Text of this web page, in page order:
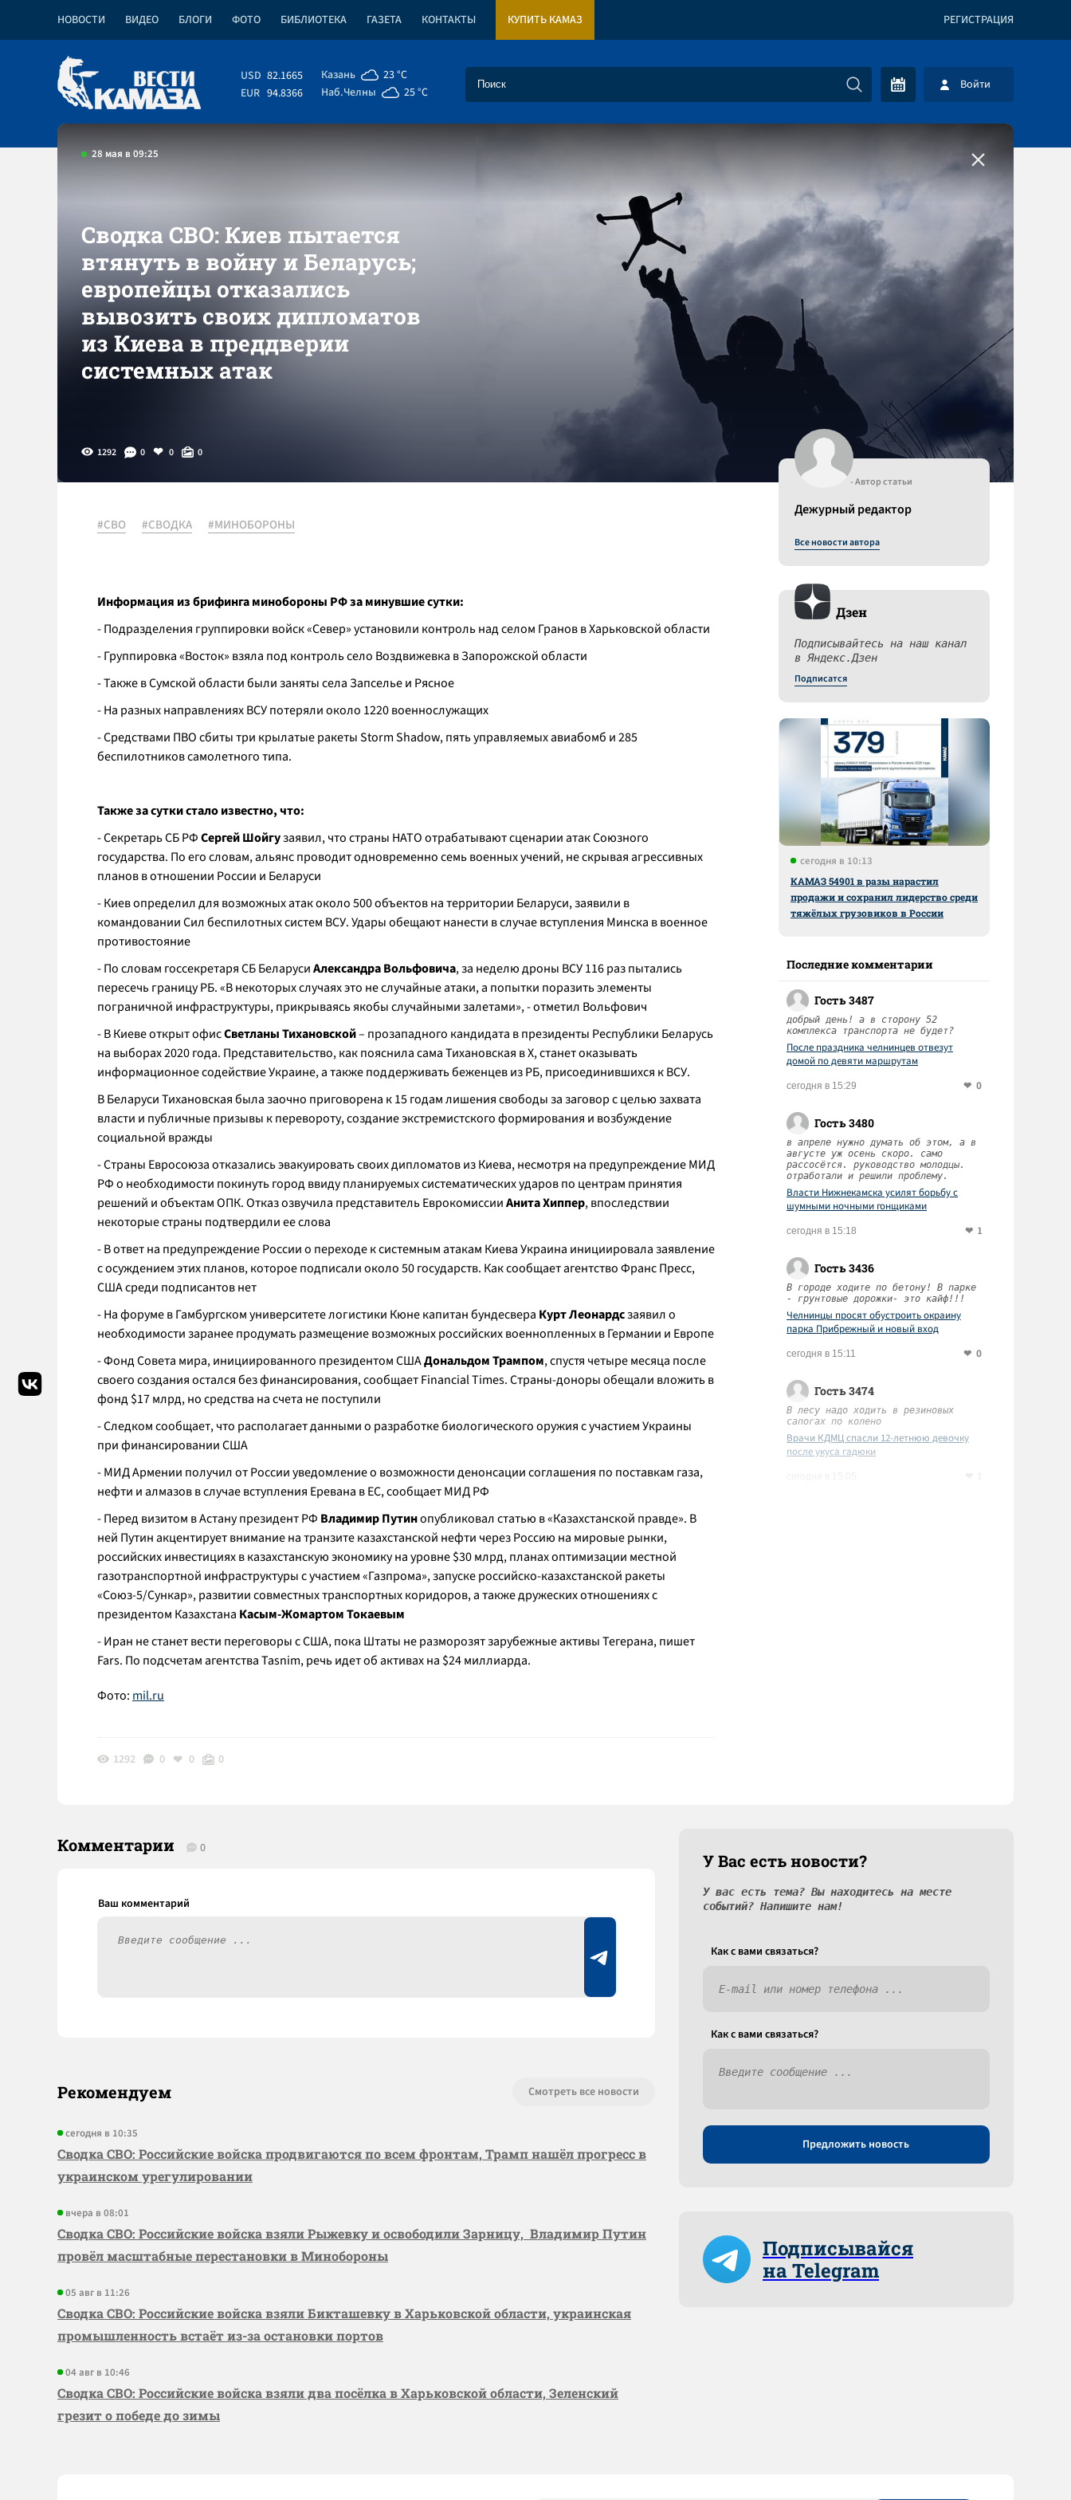
НОВОСТИ ВИДЕО БЛОГИ ФОТО БИБЛИОТЕКА ГАЗЕТА КОНТАКТЫ КУПИТЬ КАМАЗ РЕГИСТРАЦИЯ
USD 82.1665
EUR 94.8366
Казань
23 °C
Наб.Челны
25 °C Войти
28 мая в 09:25
Сводка СВО: Киев пытается
втянуть в войну и Беларусь;
европейцы отказались
вывозить своих дипломатов
из Киева в преддверии
системных атак
1292 0 0 0
#СВО #СВОДКА #МИНОБОРОНЫ
Информация из брифинга минобороны РФ за минувшие сутки:
- Подразделения группировки войск «Север» установили контроль над селом Гранов в Харьковской области
- Группировка «Восток» взяла под контроль село Воздвижевка в Запорожской области
- Также в Сумской области были заняты села Запселье и Рясное
- На разных направлениях ВСУ потеряли около 1220 военнослужащих
- Средствами ПВО сбиты три крылатые ракеты Storm Shadow, пять управляемых авиабомб и 285
беспилотников самолетного типа.
Также за сутки стало известно, что:
- Секретарь СБ РФСергей Шойгузаявил, что страны НАТО отрабатывают сценарии атак Союзного
государства. По его словам, альянс проводит одновременно семь военных учений, не скрывая агрессивных
планов в отношении России и Беларуси
- Киев определил для возможных атак около 500 объектов на территории Беларуси, заявили в
командовании Сил беспилотных систем ВСУ. Удары обещают нанести в случае вступления Минска в военное
противостояние
- По словам госсекретаря СБ БеларусиАлександра Вольфовича, за неделю дроны ВСУ 116 раз пытались
пересечь границу РБ. «В некоторых случаях это не случайные атаки, а попытки поразить элементы
пограничной инфраструктуры, прикрываясь якобы случайными залетами», - отметил Вольфович
- В Киеве открыт офисСветланы Тихановской– прозападного кандидата в президенты Республики Беларусь
на выборах 2020 года. Представительство, как пояснила сама Тихановская вX, станет оказывать
информационное содействие Украине, а также поддерживать беженцев из РБ, присоединившихся к ВСУ.
В Беларуси Тихановская была заочно приговорена к 15 годам лишения свободы за заговор с целью захвата
власти и публичные призывы к перевороту, создание экстремистского формирования и возбуждение
социальной вражды
- Страны Евросоюза отказались эвакуировать своих дипломатов из Киева, несмотря на предупреждение МИД
РФ о необходимости покинуть город ввиду планируемых систематических ударов по центрам принятия
решений и объектам ОПК. Отказ озвучила представитель ЕврокомиссииАнита Хиппер, впоследствии
некоторые страны подтвердили ее слова
- В ответ на предупреждение России о переходе к системным атакам Киева Украина инициировала заявление
с осуждением этих планов, которое подписали около 50 государств. Как сообщает агентство Франс Пресс,
США среди подписантов нет
- На форуме в Гамбургском университете логистики Кюне капитан бундесвера Курт Леонардсзаявил о
необходимости заранее продумать размещение возможных российских военнопленных в Германии и Европе
- Фонд Совета мира, инициированного президентом СШАДональдом Трампом, спустя четыре месяца после
своего создания остался без финансирования, сообщает Financial Times. Страны-доноры обещали вложить в
фонд $17 млрд, но средства на счета не поступили
- Следком сообщает, что располагает данными о разработке биологического оружия с участием Украины
при финансировании США
- МИД Армении получил от России уведомление о возможности денонсации соглашения по поставкам газа,
нефти и алмазов в случае вступления Еревана в ЕС, сообщает МИД РФ
- Перед визитом в Астану президент РФ Владимир Путинопубликовал статью в «Казахстанской правде». В
ней Путин акцентирует внимание на транзите казахстанской нефти через Россию на мировые рынки,
российских инвестициях в казахстанскую экономику на уровне $30 млрд, планах оптимизации местной
газотранспортной инфраструктуры с участием «Газпрома», запуске российско-казахстанской ракеты
«Союз-5/Сункар», развитии совместных транспортных коридоров, а также дружеских отношениях с
президентом Казахстана Касым-Жомартом Токаевым
- Иран не станет вести переговоры с США, пока Штаты не разморозят зарубежные активы Тегерана, пишет
Fars. По подсчетам агентства Tasnim, речь идет об активах на $24 миллиарда.
Фото: mil.ru
1292 0 0 0
- Автор статьи
Дежурный редактор
Все новости автора
Дзен
Подписывайтесь на наш канал
в Яндекс.Дзен
Подписатся
сегодня в 10:13
КАМАЗ 54901 в разы нарастил
продажи и сохранил лидерство среди
тяжёлых грузовиков в России
Последние комментарии
Гость 3487
добрый день! а в сторону 52
комплекса транспорта не будет?
После праздника челнинцев отвезут
домой по девяти маршрутам
сегодня в 15:29 0
Гость 3480
в апреле нужно думать об этом, а в
августе уж осень скоро. само
рассосётся. руководство молодцы.
отработали и решили проблему.
Власти Нижнекамска усилят борьбу с
шумными ночными гонщиками
сегодня в 15:18 1
Гость 3436
В городе ходите по бетону! В парке
- грунтовые дорожки- это кайф!!!
Челнинцы просят обустроить окраину
парка Прибрежный и новый вход
сегодня в 15:11 0
Гость 3474
В лесу надо ходить в резиновых
сапогах по колено
Врачи КДМЦ спасли 12-летнюю девочку
после укуса гадюки
Комментарии 0
Рекомендуем Смотреть все новости
сегодня в 10:35
Сводка СВО: Российские войска продвигаются по всем фронтам, Трамп нашёл прогресс в
украинском урегулировании
вчера в 08:01
Сводка СВО: Российские войска взяли Рыжевку и освободили Зарницу, Владимир Путин
провёл масштабные перестановки в Минобороны
05 авг в 11:26
Сводка СВО: Российские войска взяли Бикташевку в Харьковской области, украинская
промышленность встаёт из-за остановки портов
04 авг в 10:46
Сводка СВО: Российские войска взяли два посёлка в Харьковской области, Зеленский
грезит о победе до зимы
У Вас есть новости?
У вас есть тема? Вы находитесь на месте
событий? Напишите нам!
Как c вами связаться?
Как c вами связаться?
Предложить новость
Подписывайся
на Telegram